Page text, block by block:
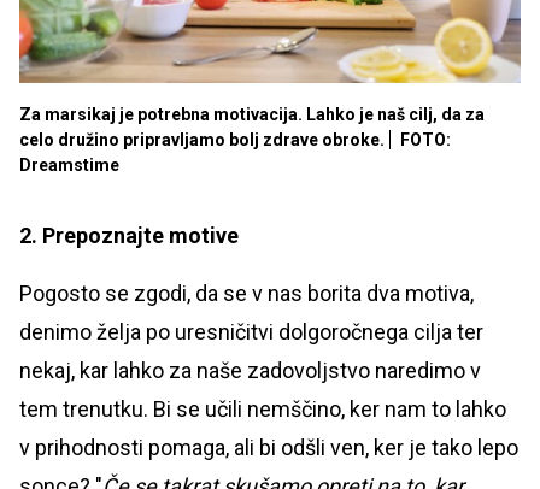
Za marsikaj je potrebna motivacija. Lahko je naš cilj, da za
celo družino pripravljamo bolj zdrave obroke.
FOTO:
Dreamstime
2. Prepoznajte motive
Pogosto se zgodi, da se v nas borita dva motiva,
denimo želja po uresničitvi dolgoročnega cilja ter
nekaj, kar lahko za naše zadovoljstvo naredimo v
tem trenutku. Bi se učili nemščino, ker nam to lahko
v prihodnosti pomaga, ali bi odšli ven, ker je tako lepo